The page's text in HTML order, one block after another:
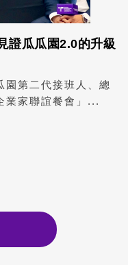
證瓜瓜園2.0的升級
園第二代接班人、總
業家聯誼餐會」...